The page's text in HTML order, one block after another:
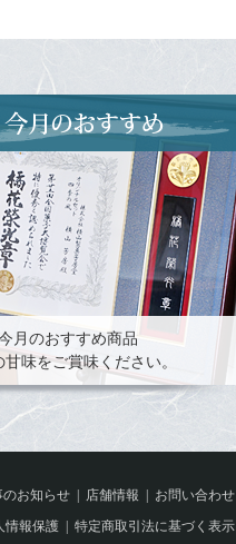
月のおすすめ商品
甘味をご賞味ください。
のお知らせ 店舗情報
お問い合わせ
情報保護 特定商取引法に基づく表示